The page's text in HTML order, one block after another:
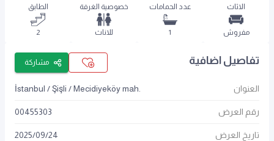
الاثاث
مفروش
عدد الحمامات
1
خصوصية الغرفة
للاناث
الطابق
2
تفاصيل اضافية مشاركة
العنوان İstanbul / Şişli / Mecidiyeköy mah.
رقم العرض 00455303
تاريخ العرض 2025/09/24